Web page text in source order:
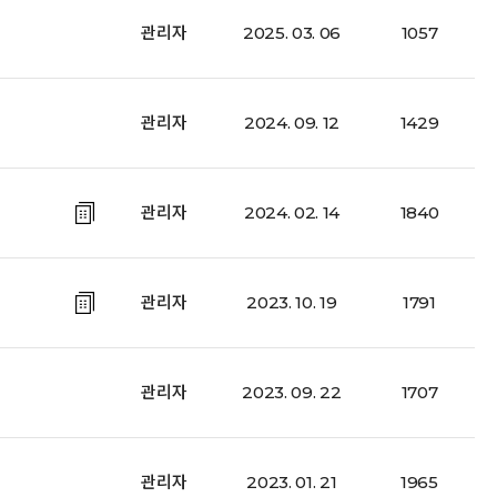
관리자 2025. 03. 06 1057
관리자 2024. 09. 12 1429
관리자 2024. 02. 14 1840
관리자 2023. 10. 19 1791
관리자 2023. 09. 22 1707
관리자 2023. 01. 21 1965